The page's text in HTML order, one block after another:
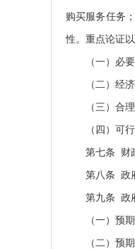
购买服务任务
性。重点论证以
（一）必
（二）经
（三）合
（四）可
第七条 财
第八条 政
第九条 政
（一）预
（二）预